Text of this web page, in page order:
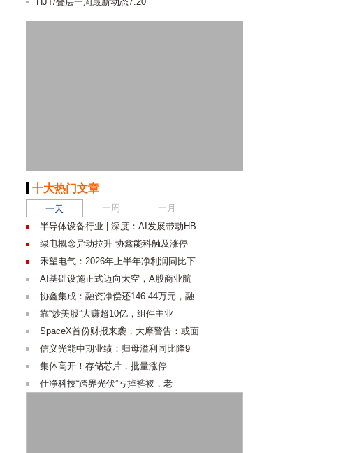
十大热门文章
一天 一周
一月
半导体设备行业 | 深度：AI发展带动HB
绿电概念异动拉升 协鑫能科触及涨停
禾望电气：2026年上半年净利润同比下
AI基础设施正式迈向太空，A股商业航
协鑫集成：融资净偿还146.44万元，融
靠“炒美股”大赚超10亿，组件主业
SpaceX首份财报来袭，大摩警告：或面
信义光能中期业绩：归母溢利同比降9
集体高开！存储芯片，批量涨停
仕净科技“跨界光伏”亏掉裤衩，老